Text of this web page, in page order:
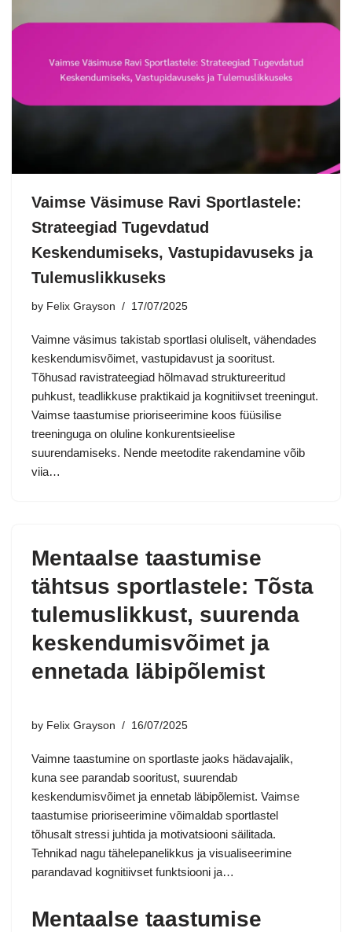
Vaimse Väsimuse Ravi Sportlastele:
Strateegiad Tugevdatud
Keskendumiseks, Vastupidavuseks ja
Tulemuslikkuseks
by Felix Grayson 17/07/2025
Vaimne väsimus takistab sportlasi oluliselt, vähendades
keskendumisvõimet, vastupidavust ja sooritust.
Tõhusad ravistrateegiad hõlmavad struktureeritud
puhkust, teadlikkuse praktikaid ja kognitiivset treeningut.
Vaimse taastumise prioriseerimine koos füüsilise
treeninguga on oluline konkurentsieelise
suurendamiseks. Nende meetodite rakendamine võib
viia…
Mentaalse taastumise
tähtsus sportlastele: Tõsta
tulemuslikkust, suurenda
keskendumisvõimet ja
ennetada läbipõlemist
by Felix Grayson 16/07/2025
Vaimne taastumine on sportlaste jaoks hädavajalik,
kuna see parandab sooritust, suurendab
keskendumisvõimet ja ennetab läbipõlemist. Vaimse
taastumise prioriseerimine võimaldab sportlastel
tõhusalt stressi juhtida ja motivatsiooni säilitada.
Tehnikad nagu tähelepanelikkus ja visualiseerimine
parandavad kognitiivset funktsiooni ja…
Mentaalse taastumise